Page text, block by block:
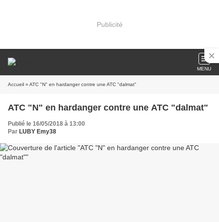
Publicité
MENU
Accueil » ATC "N" en hardanger contre une ATC "dalmat"
ATC "N" en hardanger contre une ATC "dalmat"
Publié le 16/05/2018 à 13:00
Par LUBY Emy38